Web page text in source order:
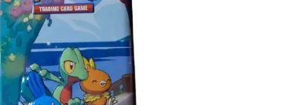
€3.00